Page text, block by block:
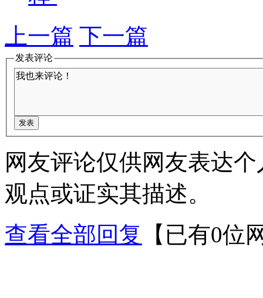
上一篇 下一篇
发表评论
网友评论仅供网友表达
观点或证实其描述。
查看全部回复
【已有0位